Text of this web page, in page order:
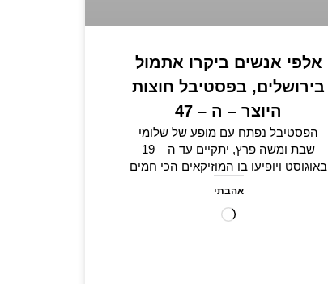
אלפי אנשים ביקרו אתמול
בירושלים, בפסטיבל חוצות
היוצר – ה – 47
הפסטיבל נפתח עם מופע של שלומי
שבת ומשה פרץ, יתקיים עד ה – 19
באוגוסט ויופיעו בו המוזיקאים הכי חמים
אהבתי